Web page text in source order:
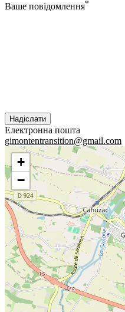
Ваше повідомлення*
Електронна пошта
gimontentransition@gmail.com
+
−